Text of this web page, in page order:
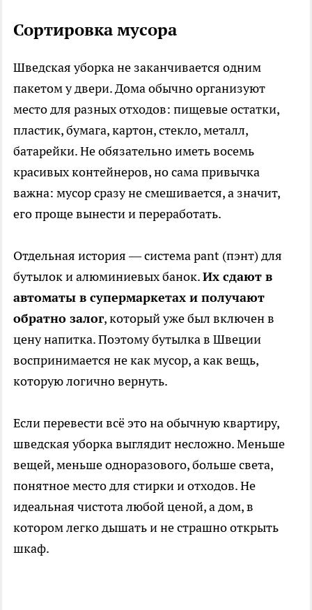
Сортировка мусора
Шведская уборка не заканчивается одним
пакетом у двери. Дома обычно организуют
место для разных отходов: пищевые остатки,
пластик, бумага, картон, стекло, металл,
батарейки. Не обязательно иметь восемь
красивых контейнеров, но сама привычка
важна: мусор сразу не смешивается, а значит,
его проще вынести и переработать.
Отдельная история — система pant (пэнт) для
бутылок и алюминиевых банок.Их сдают в
автоматы в супермаркетах и получают
обратно залог, который уже был включен в
цену напитка. Поэтому бутылка в Швеции
воспринимается не как мусор, а как вещь,
которую логично вернуть.
Если перевести всё это на обычную квартиру,
шведская уборка выглядит несложно. Меньше
вещей, меньше одноразового, больше света,
понятное место для стирки и отходов. Не
идеальная чистота любой ценой, а дом, в
котором легко дышать и не страшно открыть
шкаф.